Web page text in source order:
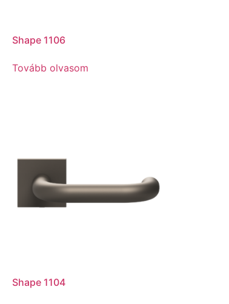
Shape 1106
Tovább olvasom
Shape 1104